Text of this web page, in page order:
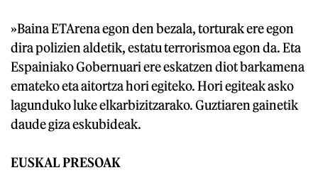
»Baina ETArena egon den bezala, torturak ere egon
dira polizien aldetik, estatu terrorismoa egon da. Eta
Espainiako Gobernuari ere eskatzen diot barkamena
emateko eta aitortza hori egiteko. Hori egiteak asko
lagunduko luke elkarbizitzarako. Guztiaren gainetik
daude giza eskubideak.
EUSKAL PRESOAK